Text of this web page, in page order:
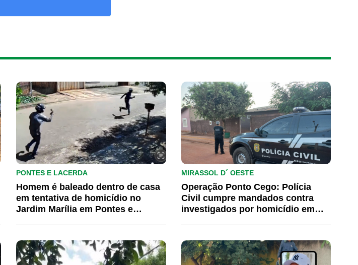
PONTES E LACERDA
Homem é baleado dentro de casa
em tentativa de homicídio no
Jardim Marília em Pontes e
MIRASSOL D´ OESTE
Operação Ponto Cego: Polícia
Civil cumpre mandados contra
investigados por homicídio em